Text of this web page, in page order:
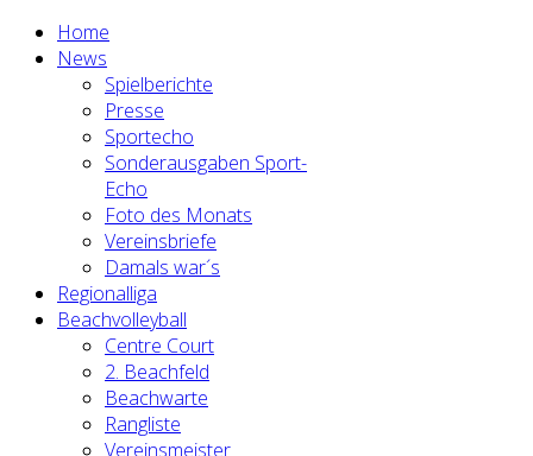
Home
News
Spielberichte
Presse
Sportecho
Sonderausgaben Sport-
Echo
Foto des Monats
Vereinsbriefe
Damals war´s
Regionalliga
Beachvolleyball
Centre Court
2. Beachfeld
Beachwarte
Rangliste
Vereinsmeister